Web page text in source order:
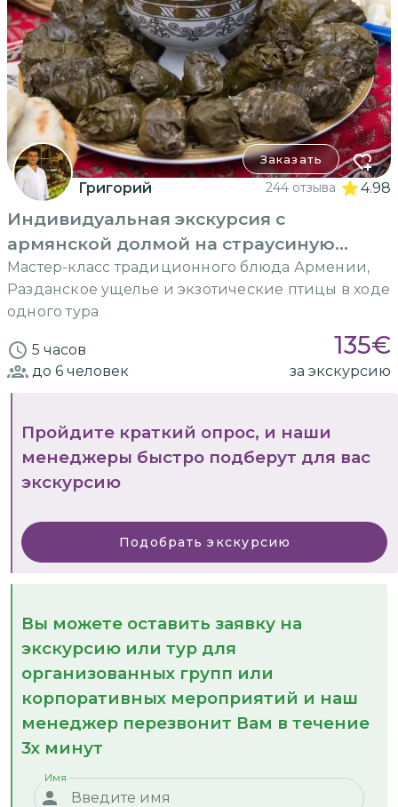
Заказать
Григорий 244 отзыва 4.98
Индивидуальная экскурсия с
армянской долмой на страусиную
ферму
Мастер-класс традиционного блюда Армении,
Разданское ущелье и экзотические птицы в ходе
одного тура
5 часов 135€
до 6 человек за экскурсию
Пройдите краткий опрос, и наши
менеджеры быстро подберут для вас
экскурсию
Подобрать экскурсию
Вы можете оставить заявку на
экскурсию или тур для
организованных групп или
корпоративных мероприятий и наш
менеджер перезвонит Вам в течение
3х минут
Имя